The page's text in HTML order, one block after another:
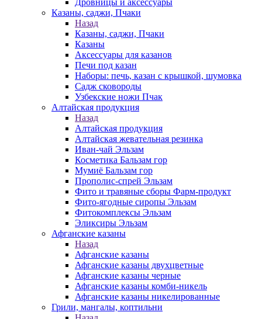
Дровницы и аксессуары
Казаны, саджи, Пчаки
Назад
Казаны, саджи, Пчаки
Казаны
Аксессуары для казанов
Печи под казан
Наборы: печь, казан с крышкой, шумовка
Садж сковороды
Узбекские ножи Пчак
Алтайская продукция
Назад
Алтайская продукция
Алтайская жевательная резинка
Иван-чай Эльзам
Косметика Бальзам гор
Мумиё Бальзам гор
Прополис-спрей Эльзам
Фито и травяные сборы Фарм-продукт
Фито-ягодные сиропы Эльзам
Фитокомплексы Эльзам
Эликсиры Эльзам
Афганские казаны
Назад
Афганские казаны
Афганские казаны двухцветные
Афганские казаны черные
Афганские казаны комби-никель
Афганские казаны никелированные
Грили, мангалы, коптильни